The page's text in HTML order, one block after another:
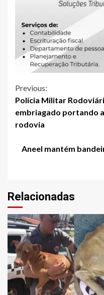
Continue
Reading
Previous:
Polícia Militar
embriagado portando
rodovia
Aneel mantém
Relacionadas